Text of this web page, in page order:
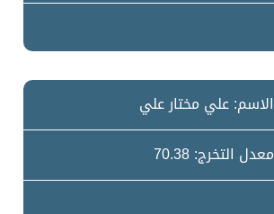
الاسم: علي مختار علي
معدل التخرج: 70.38